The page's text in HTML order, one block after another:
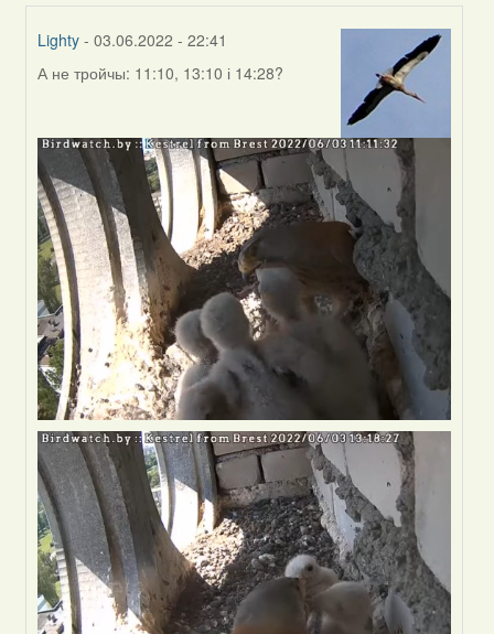
Lighty - 03.06.2022 - 22:41
In
by
Harrier
А не тройчы: 11:10, 13:10 і 14:28?